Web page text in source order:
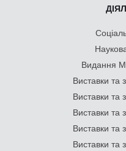
Видання
Виставки та
Виставки та
Виставки та
Виставки та
Виставки та